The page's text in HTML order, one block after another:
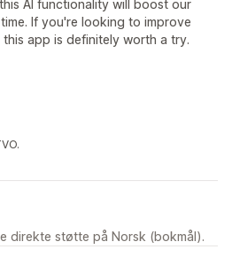
AI functionality will boost our
If you're looking to improve
app is definitely worth a try.
direkte støtte på Norsk (bokmål).